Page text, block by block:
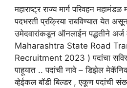
महाराष्ट्र राज्य मार्ग परिवहन महामंडळ
पदभरती प्रक्रिया राबविण्यात येत
उमेदवारांकडून ऑनलाईन पद्धतीने
Maharashtra State Road
Recruitment 2023 ) पदांचा
पाहूयात .. पदांची नावे – डिझेल
व्हेईकल बॉडी बिल्डर , एकूण पदांची